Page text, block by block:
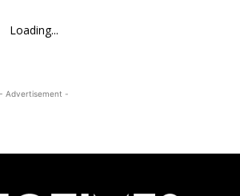
Loading...
- Advertisement -